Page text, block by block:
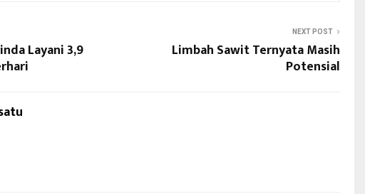
Layani 3,9
NEXT POST
Limbah Sawit Ternyata Masih
Potensial